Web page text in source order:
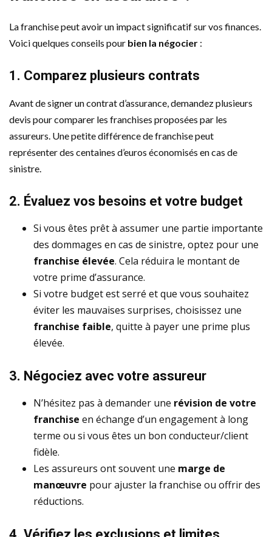
La franchise peut avoir un impact significatif sur vos finances.
Voici quelques conseils pour bien la négocier :
1. Comparez plusieurs contrats
Avant de signer un contrat d’assurance, demandez plusieurs
devis pour comparer les franchises proposées par les
assureurs. Une petite différence de franchise peut
représenter des centaines d’euros économisés en cas de
sinistre.
2. Évaluez vos besoins et votre budget
Si vous êtes prêt à assumer une partie importante
des dommages en cas de sinistre, optez pour une
franchise élevée. Cela réduira le montant de
votre prime d’assurance.
Si votre budget est serré et que vous souhaitez
éviter les mauvaises surprises, choisissez une
franchise faible, quitte à payer une prime plus
élevée.
3. Négociez avec votre assureur
N’hésitez pas à demander une révision de votre
franchise en échange d’un engagement à long
terme ou si vous êtes un bon conducteur/client
fidèle.
Les assureurs ont souvent une marge de
manœuvre pour ajuster la franchise ou offrir des
réductions.